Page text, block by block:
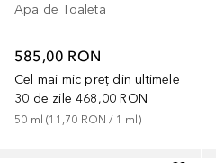
Apa de Toaleta
585,00 RON
Cel mai mic preț din ultimele
30 de zile 468,00 RON
50 ml (11,70 RON / 1 ml)